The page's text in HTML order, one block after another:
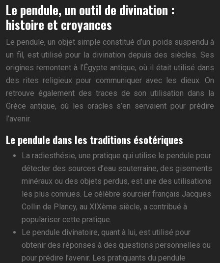
Le pendule, un outil de divination :
histoire et croyances
Le pendule, un objet simple constitué d’un poids suspendu à
un fil, est utilisé pour la divination depuis des siècles. Ses
origines remontent à l’Égypte antique, où il était utilisé dans
des rites religieux pour communiquer avec les dieux. On
retrouve également des traces de son utilisation dans la
Grèce antique, où les oracles s’en servaient pour prédire
l’avenir.
Le pendule dans les traditions ésotériques
La radiesthésie, une pratique qui utilise le pendule pour
détecter des sources d’eau souterraine, des gisements
minéraux ou des objets perdus, est une des utilisations
les plus connues. Le célèbre sourcier français Jacques
Collin de Plancy, au XIXème siècle, a contribué à
populariser cette pratique.
Le pendule divinatoire, quant à lui, est utilisé pour
obtenir des réponses à des questions personnelles ou
pour prédire l’avenir. Les pratiquants du pendule